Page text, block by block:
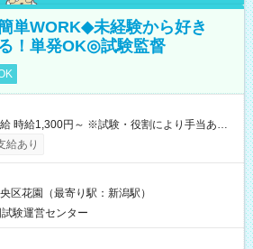
単WORK◆未経験から好き
！単発OK◎試験監督
あり
昇給あり 【即給（前払い）オプションあ
る場合、勤務から1週間ほどで給与の一部を受け
試験 8:30～17:30（休憩1時間） 時給1,300円
円＋交通費 ※当日の役割により時給＋100
国家試験 7:00～13:30（休憩なし） 時給1,300
円）×6時間＝日収8,400円＋交通費 【試用期
給あり
区花園（最寄り駅：新潟駅）
験運営センター